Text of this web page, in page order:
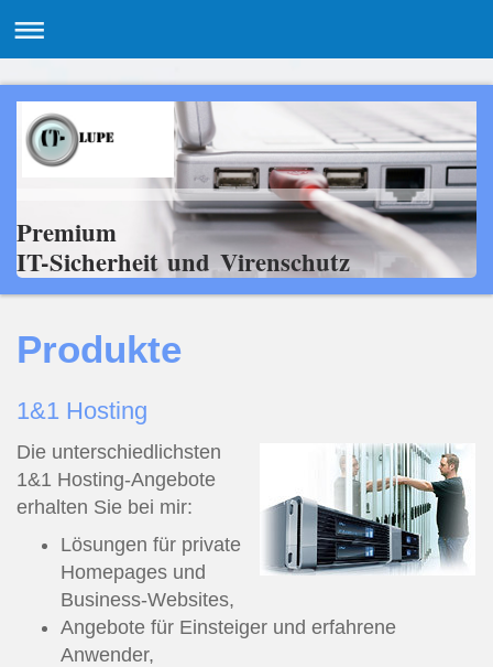
Premium
IT-Sicherheit und Virenschutz
Produkte
1&1 Hosting
Die unterschiedlichsten
1&1 Hosting-Angebote
erhalten Sie bei mir:
Lösungen für private
Homepages und
Business-Websites,
Angebote für Einsteiger und erfahrene
Anwender,